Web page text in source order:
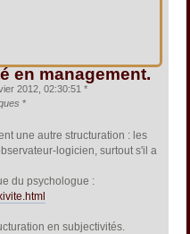
en management.
2012, 02:30:51 *
*
une autre structuration : les
logicien, surtout s'il a
du psychologue :
en subjectivités.